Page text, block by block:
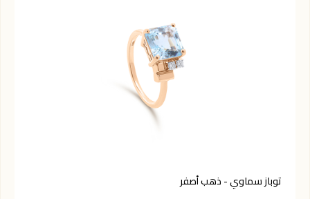
توباز سماوي - ذهب أصفر